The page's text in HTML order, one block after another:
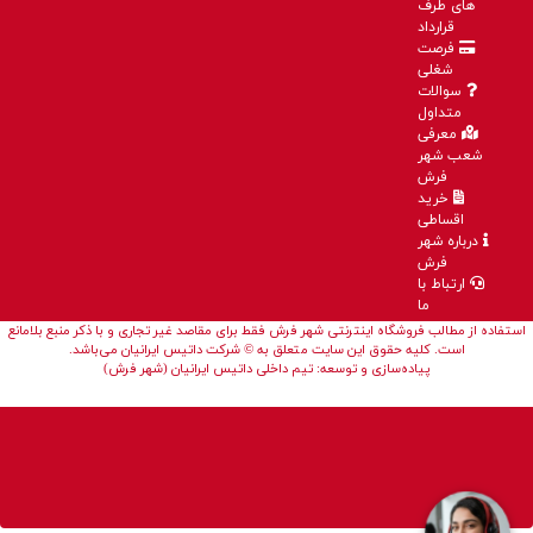
های طرف
قرارداد
فرصت
شغلی
سوالات
متداول
معرفی
شعب شهر
فرش
خرید
اقساطی
درباره شهر
فرش
ارتباط با
ما
استفاده از مطالب فروشگاه اینترنتی شهر فرش فقط برای مقاصد غیر تجاری و با ذکر منبع بلامانع
است. کلیه حقوق این سایت متعلق به © شرکت داتیس ایرانیان می‌باشد.
پیاده‌سازی و توسعه: تیم داخلی داتیس ایرانیان (شهر فرش)